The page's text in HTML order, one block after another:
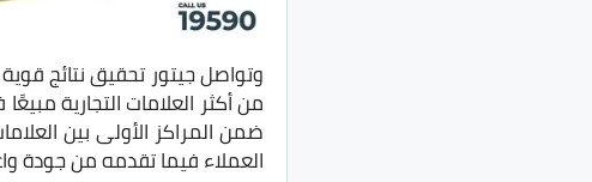
من أكثر العلامات التجارية
ضمن المراكز الأولى بين
العملاء فيما تقدمه من جودة